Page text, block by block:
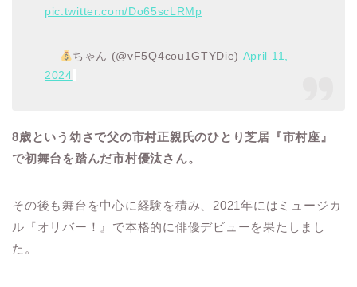
pic.twitter.com/Do65scLRMp
— ちゃん (@vF5Q4cou1GTYDie) April 11,
2024
8歳という幼さで父の市村正親氏のひとり芝居『市村座』
で初舞台を踏んだ市村優汰さん。
その後も舞台を中心に経験を積み、2021年にはミュージカ
ル『オリバー！』で本格的に俳優デビューを果たしまし
た。